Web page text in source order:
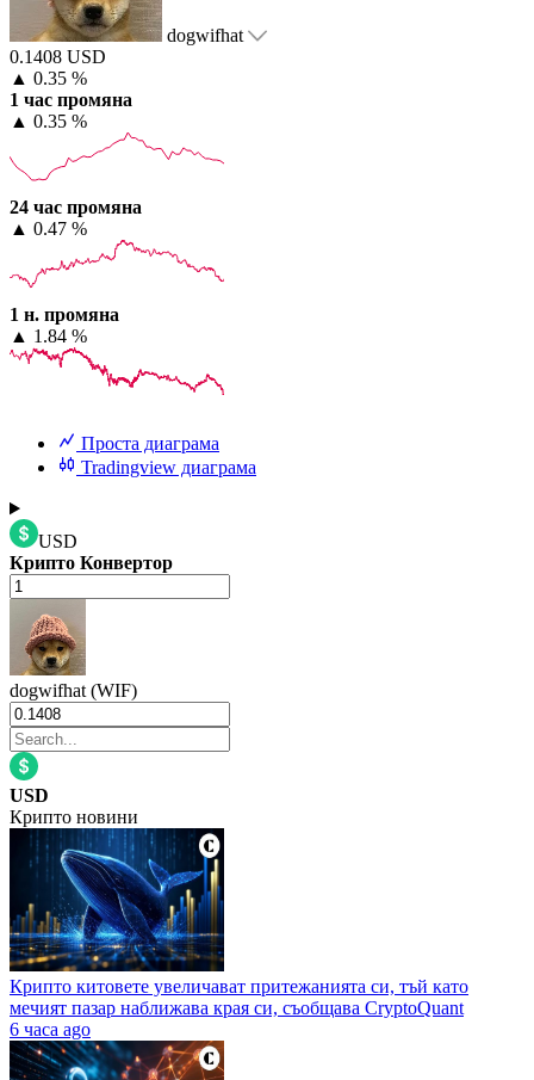
dogwifhat
0.1408 USD
▲ 0.35 %
1 час промяна
▲ 0.35 %
24 час промяна
▲ 0.47 %
1 н. промяна
▲ 1.84 %
Проста диаграма
Tradingview диаграма
USD
Крипто Конвертор
dogwifhat (WIF)
USD
Крипто новини
Крипто китовете увеличават притежанията си, тъй като
мечият пазар наближава края си, съобщава CryptoQuant
6 часа ago